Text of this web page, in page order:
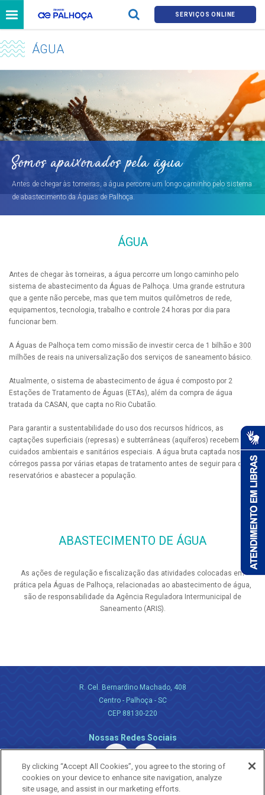
SERVIÇOS ONLINE
ÁGUA
Somos apaixonados pela água
Antes de chegar às torneiras, a água percorre um longo caminho pelo sistema
de abastecimento da Águas de Palhoça.
ÁGUA
Antes de chegar às torneiras, a água percorre um longo caminho pelo
sistema de abastecimento da Águas de Palhoça. Uma grande estrutura
que a gente não percebe, mas que tem muitos quilômetros de rede,
equipamentos, tecnologia, trabalho e controle 24 horas por dia para
funcionar bem.
A Águas de Palhoça tem como missão de investir cerca de 1 bilhão e 300
milhões de reais na universalização dos serviços de saneamento básico.
Atualmente, o sistema de abastecimento de água é composto por 2
Estações de Tratamento de Águas (ETAs), além da compra de água
tratada da CASAN, que capta no Rio Cubatão.
Para garantir a sustentabilidade do uso dos recursos hídricos, as
captações superficiais (represas) e subterrâneas (aquíferos) recebem
cuidados ambientais e sanitários especiais. A água bruta captada nos
córregos passa por várias etapas de tratamento antes de seguir para os
reservatórios e abastecer a população.
ABASTECIMENTO DE ÁGUA
As ações de regulação e fiscalização das atividades colocadas em
prática pela Águas de Palhoça, relacionadas ao abastecimento de água,
são de responsabilidade da Agência Reguladora Intermunicipal de
Saneamento (ARIS).
R. Cel. Bernardino Machado, 408
Centro - Palhoça - SC
CEP 88130-220
Nossas Redes Sociais
By clicking “Accept All Cookies”, you agree to the storing of
cookies on your device to enhance site navigation, analyze
site usage, and assist in our marketing efforts.